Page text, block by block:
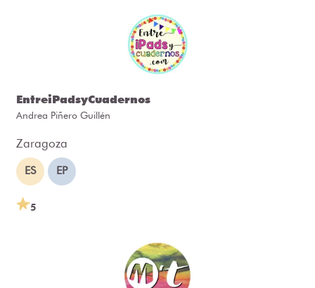
EntreiPadsyCuadernos
Andrea Piñero Guillén
Zaragoza
ES EP
5